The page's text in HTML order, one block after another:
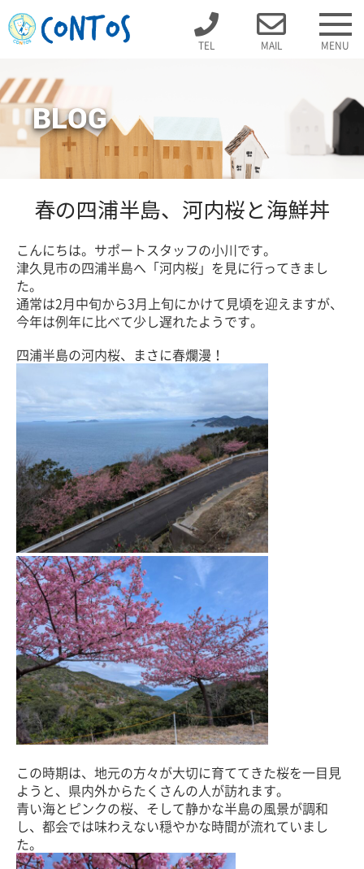
TEL MAIL MENU
BLOG
春の四浦半島、河内桜と海鮮丼
こんにちは。サポートスタッフの小川です。
津久見市の四浦半島へ「河内桜」を見に行ってきまし
た。
通常は2月中旬から3月上旬にかけて見頃を迎えますが、
今年は例年に比べて少し遅れたようです。
四浦半島の河内桜、まさに春爛漫！
この時期は、地元の方々が大切に育ててきた桜を一目見
ようと、県内外からたくさんの人が訪れます。
青い海とピンクの桜、そして静かな半島の風景が調和
し、都会では味わえない穏やかな時間が流れていまし
た。